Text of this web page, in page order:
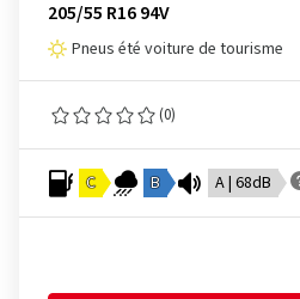
205/55 R16 94V
Pneus été voiture de tourisme
(0)
C B A | 68dB